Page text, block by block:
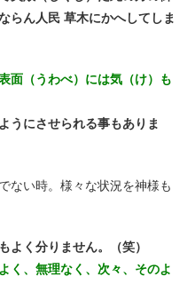
らん人民 草木にかへしてしま
面（うわべ）には気（け）も
うにさせられる事もありま
ない時。様々な状況を神様も
よく分りません。（笑）
く、無理なく、次々、そのよ